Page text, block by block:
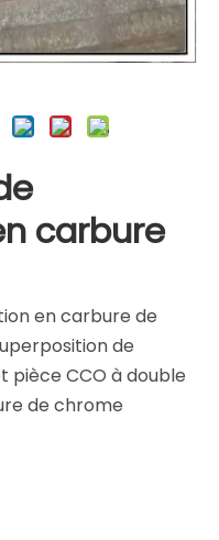
carbure
en carbure de
de
pièce CCO à double
de chrome